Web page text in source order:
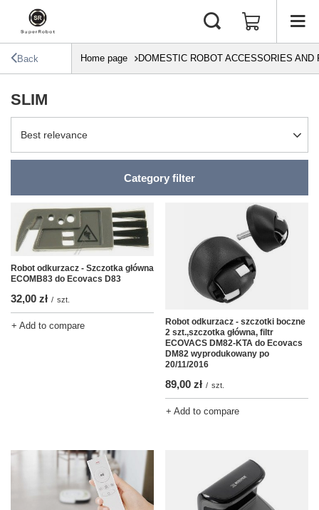
Back Home page DOMESTIC ROBOT ACCESSORIES AND
SLIM
Change sorting
Best relevance
Category filter
Robot odkurzacz - Szczotka główna
ECOMB83 do Ecovacs D83
32,00 zł / szt.
+ Add to compare
Robot odkurzacz - szczotki boczne
2 szt.,szczotka główna, filtr
ECOVACS DM82-KTA do Ecovacs
DM82 wyprodukowany po
20/11/2016
89,00 zł / szt.
+ Add to compare